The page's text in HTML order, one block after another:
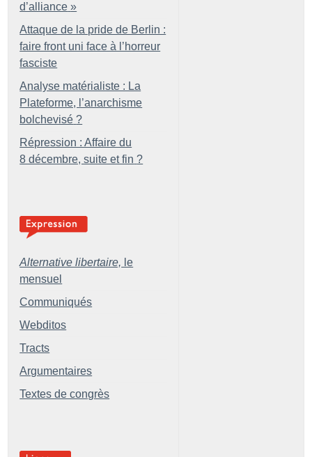
d’alliance »
Attaque de la pride de Berlin :
faire front uni face à l’horreur
fasciste
Analyse matérialiste : La
Plateforme, l’anarchisme
bolchevisé ?
Répression : Affaire du
8 décembre, suite et fin ?
Alternative libertaire, le
mensuel
Communiqués
Webditos
Tracts
Argumentaires
Textes de congrès